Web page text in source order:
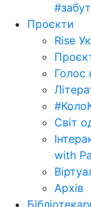
Проєкти
Rise
Голос
Світ
with
Архів